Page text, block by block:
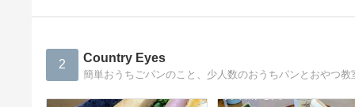
2 Country Eyes
簡単おうちごパンのこと、少人数のおうちパンとおやつ教